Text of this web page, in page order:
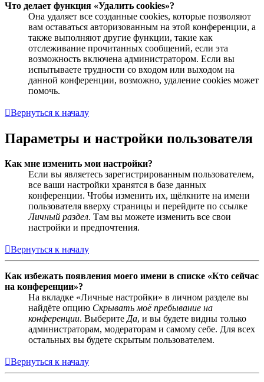
Что делает функция «Удалить cookies»?
Она удаляет все созданные cookies, которые позволяют
вам оставаться авторизованным на этой конференции, а
также выполняют другие функции, такие как
отслеживание прочитанных сообщений, если эта
возможность включена администратором. Если вы
испытываете трудности со входом или выходом на
данной конференции, возможно, удаление cookies может
помочь.
Вернуться к началу
Параметры и настройки пользователя
Как мне изменить мои настройки?
Если вы являетесь зарегистрированным пользователем,
все ваши настройки хранятся в базе данных
конференции. Чтобы изменить их, щёлкните на имени
пользователя вверху страницы и перейдите по ссылке
Личный раздел. Там вы можете изменить все свои
настройки и предпочтения.
Вернуться к началу
Как избежать появления моего имени в списке «Кто сейчас
на конференции»?
На вкладке «Личные настройки» в личном разделе вы
найдёте опцию Скрывать моё пребывание на
конференции. Выберите Да, и вы будете видны только
администраторам, модераторам и самому себе. Для всех
остальных вы будете скрытым пользователем.
Вернуться к началу